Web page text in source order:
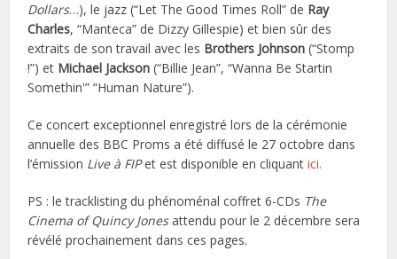
Dollars…), le jazz (“Let The Good Times Roll” de Ray
Charles, “Manteca” de Dizzy Gillespie) et bien sûr des
extraits de son travail avec les Brothers Johnson (“Stomp
!”) et Michael Jackson (“Billie Jean”, “Wanna Be Startin
Somethin'” “Human Nature”).
Ce concert exceptionnel enregistré lors de la cérémonie
annuelle des BBC Proms a été diffusé le 27 octobre dans
l’émission Live à FIPet est disponible en cliquantici.
PS : le tracklisting du phénoménal coffret 6-CDs The
Cinema of Quincy Jonesattendu pour le 2 décembre sera
révélé prochainement dans ces pages.